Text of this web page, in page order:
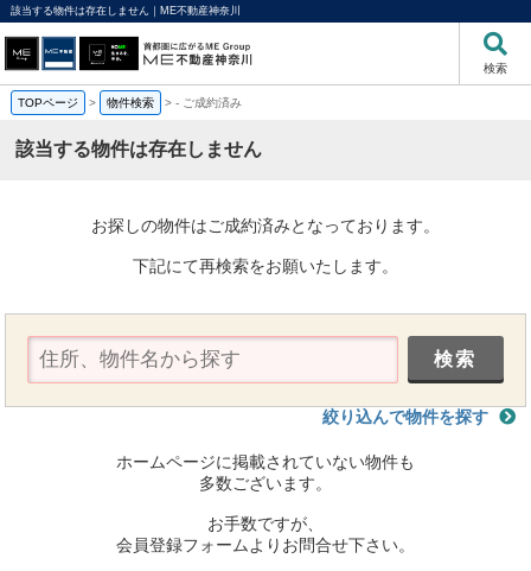
該当する物件は存在しません｜ME不動産神奈川
検索
TOPページ > 物件検索 >- ご成約済み
該当する物件は存在しません
お探しの物件はご成約済みとなっております。
下記にて再検索をお願いたします。
絞り込んで物件を探す
ホームページに掲載されていない物件も
多数ございます。
お手数ですが、
会員登録フォームよりお問合せ下さい。